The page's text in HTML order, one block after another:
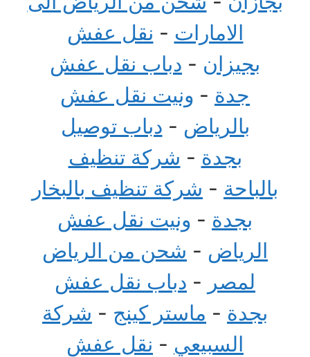
الامارات - نقل عفش
بجيزان - دباب نقل عفش
جدة - ونيت نقل عفش
بالرياض - دباب توصيل
بجدة - شركة تنظيف
بالباحة - شركة تنظيف بالبخار
بجدة - ونيت نقل عفش
الرياض - شحن من الرياض
لمصر - دباب نقل عفش
بجدة - ماستر كينج - شركة
السبيعي - نقل عفش